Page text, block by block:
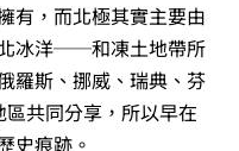
有，而北極其實主要由
冰洋──和凍土地帶所
羅斯、挪威、瑞典、芬
共同分享，所以早在
史痕跡。